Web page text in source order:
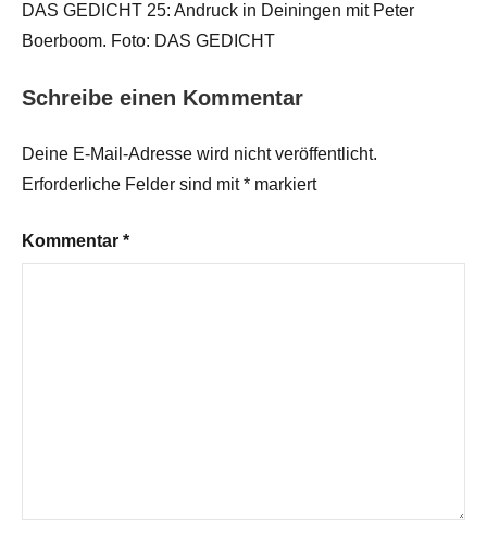
DAS GEDICHT 25: Andruck in Deiningen mit Peter
Boerboom. Foto: DAS GEDICHT
Schreibe einen Kommentar
Deine E-Mail-Adresse wird nicht veröffentlicht.
Erforderliche Felder sind mit* markiert
Kommentar *